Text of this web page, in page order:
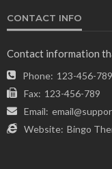
CONTACT INFO
Contact information
Phone: 123-456-789
Fax: 123-456-789
Email:
Website: Bingo